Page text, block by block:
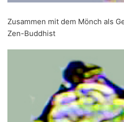
Zusammen mit dem Mönch als
Zen-Buddhist